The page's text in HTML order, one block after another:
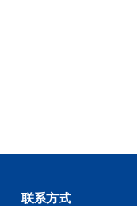
联系方式